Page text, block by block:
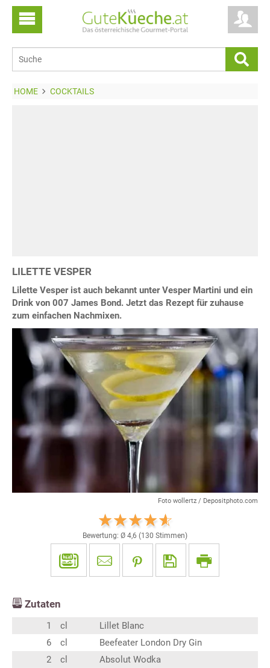
HOME COCKTAILS
LILETTE VESPER
Lilette Vesper ist auch bekannt unter Vesper Martini und ein
Drink von 007 James Bond. Jetzt das Rezept für zuhause
zum einfachen Nachmixen.
Foto wollertz / Depositphoto.com
Bewertung: Ø 4,6 (130 Stimmen)
Zutaten
1 cl
Lillet Blanc
6
cl
Beefeater London Dry Gin
2
cl
Absolut Wodka